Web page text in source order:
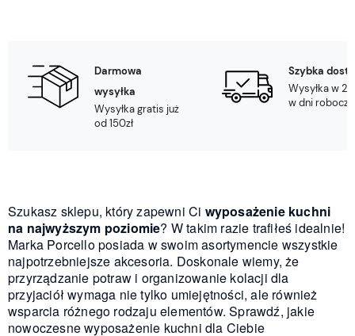
Darmowa
wysyłka
Wysyłka gratis już
od 150zł
Szybka
Wysyłka w
w dni robocze
Szukasz sklepu, który zapewni Ci wyposażenie kuchni
na najwyższym poziomie? W takim razie trafiłeś idealnie!
Marka Porcello posiada w swoim asortymencie wszystkie
najpotrzebniejsze akcesoria. Doskonale wiemy, że
przyrządzanie potraw i organizowanie kolacji dla
przyjaciół wymaga nie tylko umiejętności, ale również
wsparcia różnego rodzaju elementów. Sprawdź, jakie
nowoczesne wyposażenie kuchni dla Ciebie